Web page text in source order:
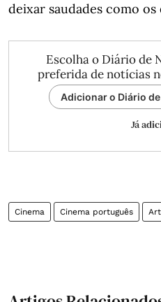
deixar saudades como
Escolha o Diário de
preferida de notícias
Adicionar o Diário
Já
Cinema Cinema português